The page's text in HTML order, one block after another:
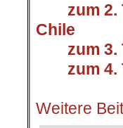
zum
Chile
zum 3.
zum 4.
Weitere